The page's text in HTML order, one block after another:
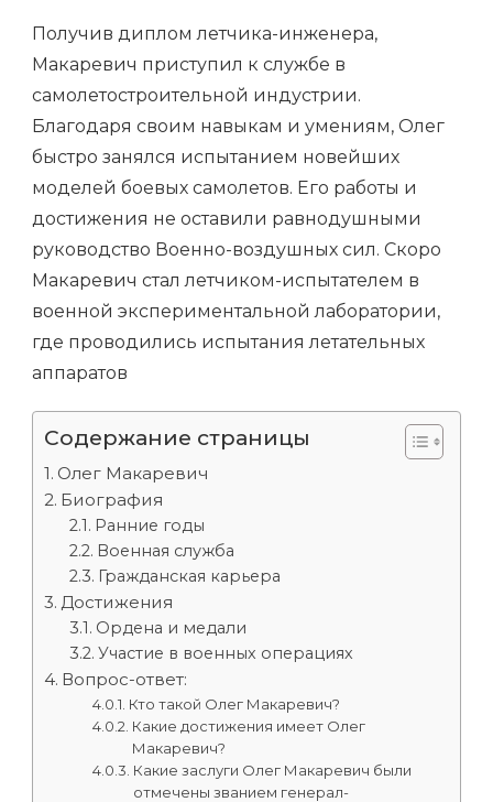
Получив диплом летчика-инженера,
Макаревич приступил к службе в
самолетостроительной индустрии.
Благодаря своим навыкам и умениям, Олег
быстро занялся испытанием новейших
моделей боевых самолетов. Его работы и
достижения не оставили равнодушными
руководство Военно-воздушных сил. Скоро
Макаревич стал летчиком-испытателем в
военной экспериментальной лаборатории,
где проводились испытания летательных
аппаратов
Содержание страницы
Олег Макаревич
Биография
Ранние годы
Военная служба
Гражданская карьера
Достижения
Ордена и медали
Участие в военных операциях
Вопрос-ответ:
Кто такой Олег Макаревич?
Какие достижения имеет Олег
Макаревич?
Какие заслуги Олег Макаревич были
отмечены званием генерал-